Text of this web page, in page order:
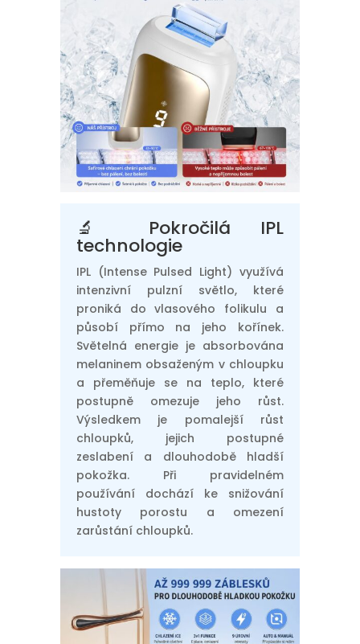
🔬 Pokročilá IPL
technologie
IPL (Intense Pulsed Light) využívá
intenzivní pulzní světlo, které
proniká do vlasového folikulu a
působí přímo na jeho kořínek.
Světelná energie je absorbována
melaninem obsaženým v chloupku
a přeměňuje se na teplo, které
postupně omezuje jeho růst.
Výsledkem je pomalejší růst
chloupků, jejich postupné
zeslabení a dlouhodobě hladší
pokožka. Při pravidelném
používání dochází ke snižování
hustoty porostu a omezení
zarůstání chloupků.